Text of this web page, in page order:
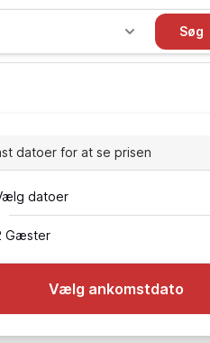
Søg
datoer for at se prisen
datoer
Gæster
Vælg ankomstdato